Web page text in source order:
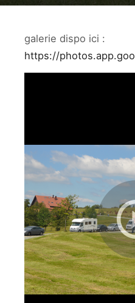
galerie dispo ici :
https://